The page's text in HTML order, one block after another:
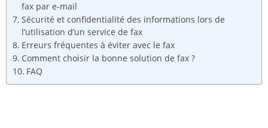
fax par e-mail
Sécurité et confidentialité des informations lors de
l’utilisation d’un service de fax
Erreurs fréquentes à éviter avec le fax
Comment choisir la bonne solution de fax ?
FAQ